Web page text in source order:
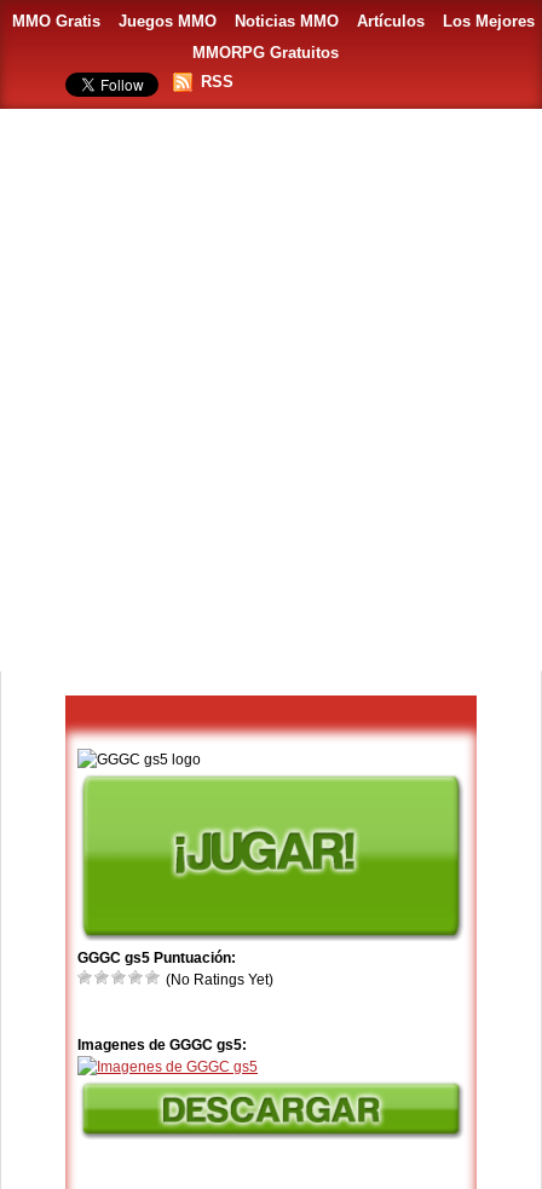
MMO Gratis Juegos MMO Noticias MMO Artículos
Los Mejores
MMORPG Gratuitos
RSS
GGGC gs5 Puntuación:
(No Ratings Yet)
Imagenes de GGGC gs5: